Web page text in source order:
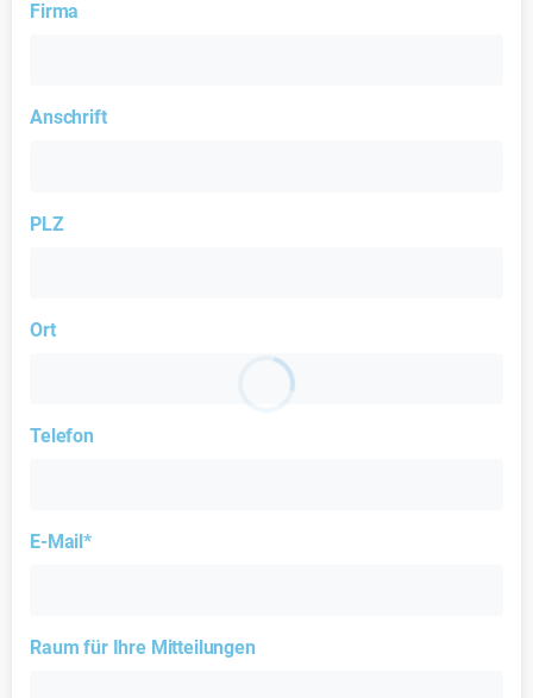
Firma
Anschrift
PLZ
Ort
Telefon
E-Mail*
Raum für Ihre Mitteilungen